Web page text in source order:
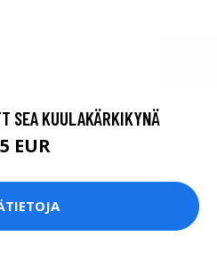
SEA KUULAKÄRKIKYNÄ
EUR